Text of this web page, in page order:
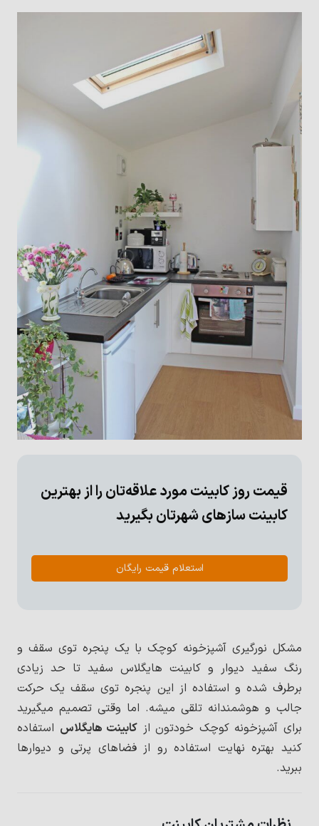
قیمت روز کابینت مورد علاقه‌تان را از بهترین
کابینت سازهای شهرتان بگیرید
استعلام قیمت رایگان
مشکل نورگیری آشپزخونه کوچک با یک پنجره توی سقف و
رنگ سفید دیوار و کابینت هایگلاس سفید تا حد زیادی
برطرف شده و استفاده از این پنجره توی سقف یک حرکت
جالب و هوشمندانه تلقی میشه. اما وقتی تصمیم میگیرید
برای آشپزخونه کوچک خودتون از کابینت هایگلاس استفاده
کنید بهتره نهایت استفاده رو از فضاهای پرتی و دیوارها
ببرید.